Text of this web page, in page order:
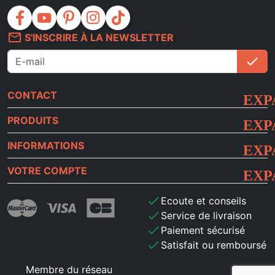
facebook youtube pinterest instagram
tiktok
mail_outline S'INSCRIRE À LA NEWSLETTER
check
CONTACT
PRODUITS
INFORMATIONS
VOTRE COMPTE
check Ecoute et conseils
check Service de livraison
check Paiement sécurisé
check Satisfait ou remboursé
Membre du réseau